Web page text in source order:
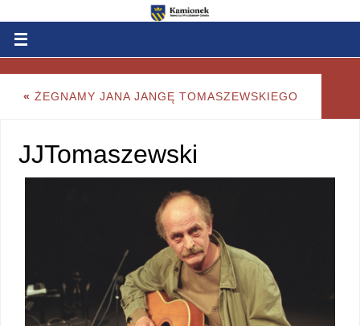
« ŻEGNAMY JANA JANGĘ TOMASZEWSKIEGO
JJTomaszewski